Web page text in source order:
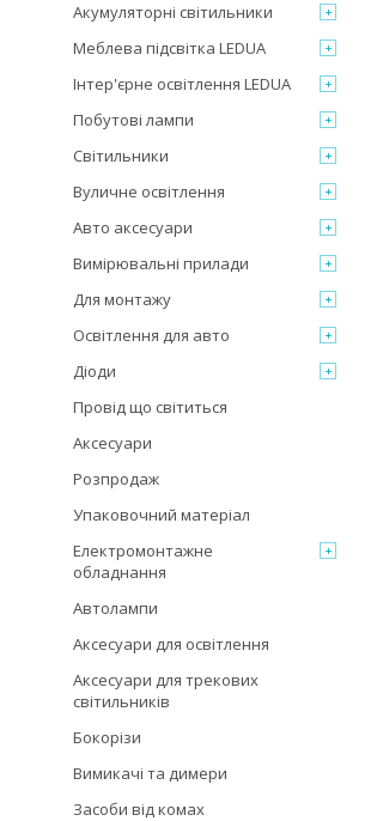
Акумуляторні світильники
Меблева підсвітка LEDUA
Інтер'єрне освітлення LEDUA
Побутові лампи
Світильники
Вуличне освітлення
Авто аксесуари
Вимірювальні прилади
Для монтажу
Освітлення для авто
Діоди
Провід що світиться
Аксесуари
Розпродаж
Упаковочний матеріал
Електромонтажне
обладнання
Автолампи
Аксесуари для освітлення
Аксесуари для трекових
світильників
Бокорізи
Вимикачі та димери
Засоби від комах